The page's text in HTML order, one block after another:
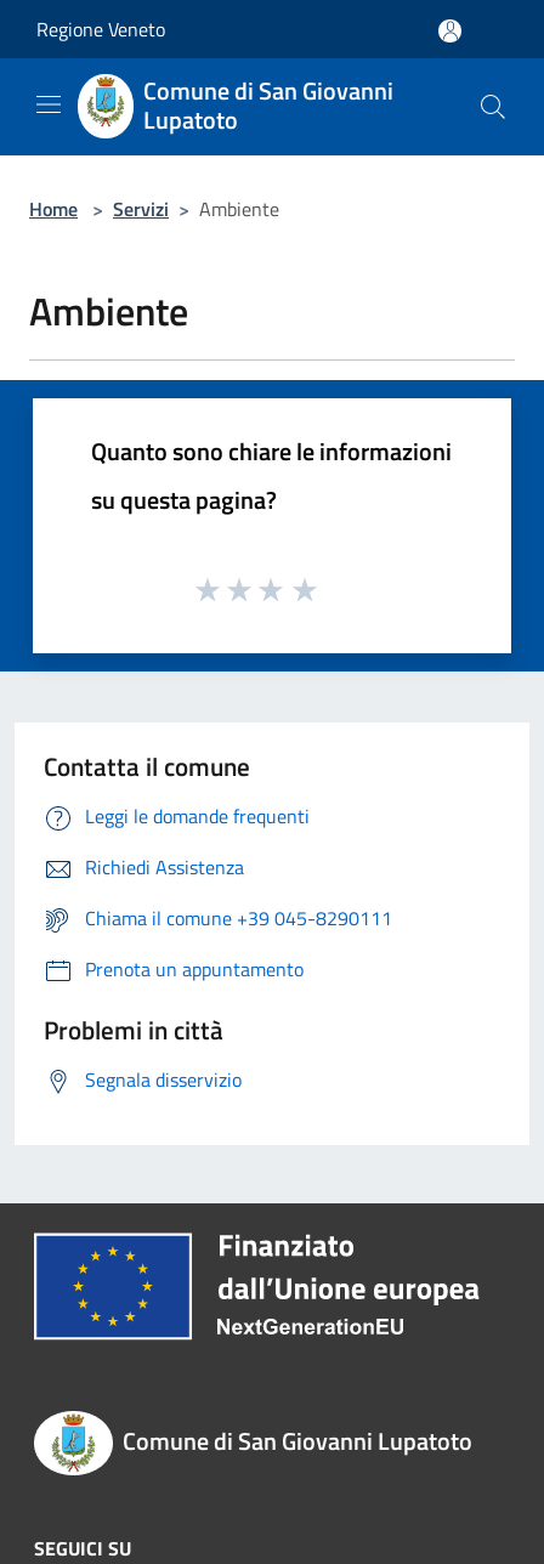
Regione Veneto
Comune di San Giovanni
Lupatoto
Home > Servizi > Ambiente
Ambiente
Quanto sono chiare le informazioni
su questa pagina?
Contatta il comune
Leggi le domande frequenti
Richiedi Assistenza
Chiama il comune +39 045-8290111
Prenota un appuntamento
Problemi in città
Segnala disservizio
Comune di San Giovanni Lupatoto
SEGUICI SU